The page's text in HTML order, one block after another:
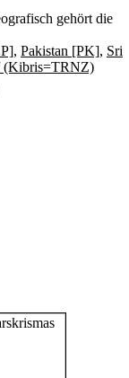
gehört die
, Pakistan [PK], Sri
(Kibris=TRNZ)